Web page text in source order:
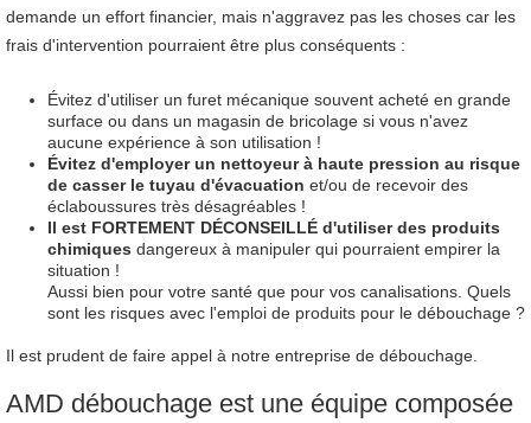
demande un effort financier, mais n'aggravez pas les choses car les
frais d'intervention pourraient être plus conséquents :
Évitez d'utiliser un furet mécanique souvent acheté en grande
surface ou dans un magasin de bricolage si vous n'avez
aucune expérience à son utilisation !
Évitez d'employer un nettoyeur à haute pression au risque
de casser le tuyau d'évacuation et/ou de recevoir des
éclaboussures très désagréables !
Il est FORTEMENT DÉCONSEILLÉ d'utiliser des produits
chimiques dangereux à manipuler qui pourraient empirer la
situation !
Aussi bien pour votre santé que pour vos canalisations. Quels
sont les risques avec l'emploi de produits pour le débouchage ?
Il est prudent de faire appel à notre entreprise de débouchage.
AMD débouchage est une équipe composée